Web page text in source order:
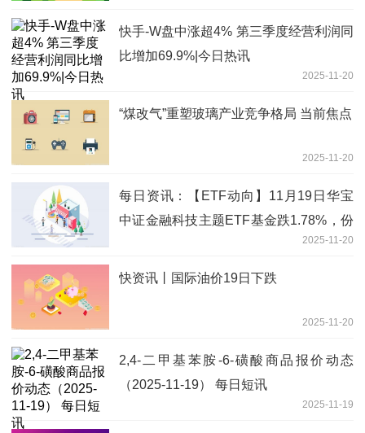
快手-W盘中涨超4% 第三季度经营利润同
比增加69.9%|今日热讯
2025-11-20
“煤改气”重塑玻璃产业竞争格局 当前焦点
2025-11-20
每日资讯：【ETF动向】11月19日华宝
中证金融科技主题ETF基金跌1.78%，份
2025-11-20
快资讯丨国际油价19日下跌
2025-11-20
2,4-二甲基苯胺-6-磺酸商品报价动态
（2025-11-19） 每日短讯
2025-11-19